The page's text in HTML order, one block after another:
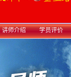
讲师介绍 学员评价